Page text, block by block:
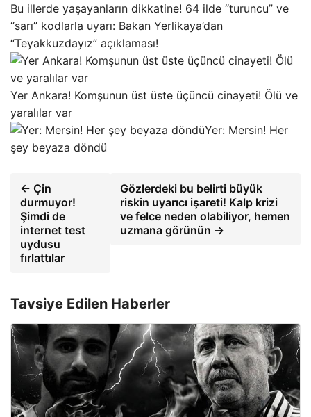
Bu illerde yaşayanların dikkatine! 64 ilde “turuncu” ve
“sarı” kodlarla uyarı: Bakan Yerlikaya’dan
“Teyakkuzdayız” açıklaması!
Yer Ankara! Komşunun üst üste üçüncü cinayeti! Ölü ve
yaralılar var
Yer: Mersin! Her
şey beyaza döndü
← Çin
durmuyor!
Şimdi de
internet test
uydusu
fırlattılar
Gözlerdeki bu belirti büyük
riskin uyarıcı işareti! Kalp krizi
ve felce neden olabiliyor, hemen
uzmana görünün →
Tavsiye Edilen Haberler